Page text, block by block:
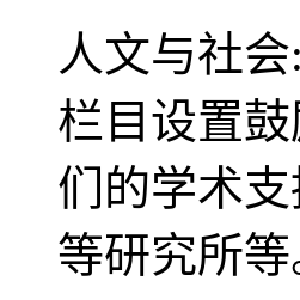
人文与社
栏目设置
们的学术
等研究所等